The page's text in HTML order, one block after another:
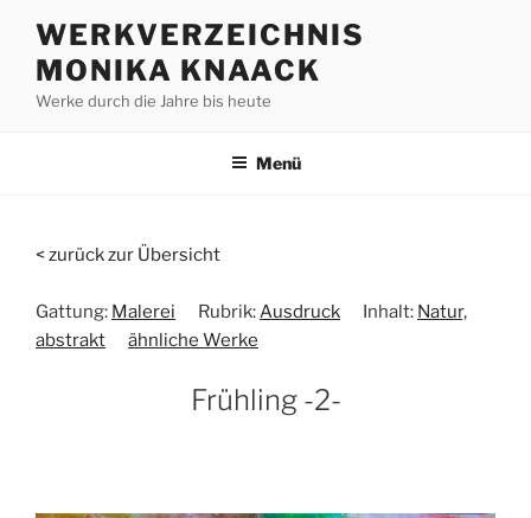
Inhalt
springen
WERKVERZEICHNIS
MONIKA KNAACK
Werke durch die Jahre bis heute
Menü
< zurück zur Übersicht
Gattung: Malerei Rubrik: Ausdruck Inhalt: Natur,
abstrakt
ähnliche Werke
Frühling -2-